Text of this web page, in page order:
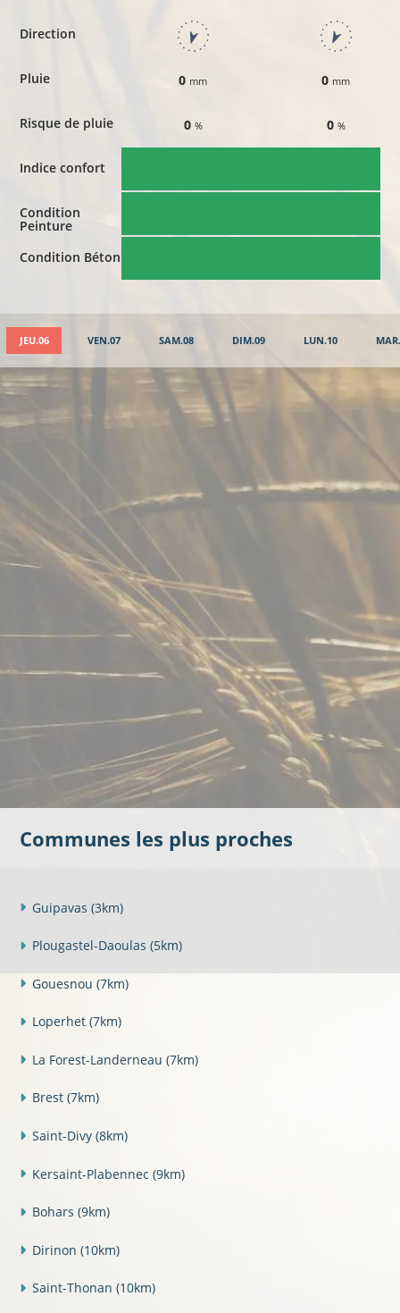
Direction
Pluie
Risque de pluie
Indice confort
Condition
Peinture
Condition Béton
0 mm
0 %
0 mm
0 %
JEU.06 VEN.07 SAM.08 DIM.09 LUN.10
Communes les plus proches
Guipavas (3km)
Plougastel-Daoulas (5km)
Gouesnou (7km)
Loperhet (7km)
La Forest-Landerneau (7km)
Brest (7km)
Saint-Divy (8km)
Kersaint-Plabennec (9km)
Bohars (9km)
Dirinon (10km)
Saint-Thonan (10km)